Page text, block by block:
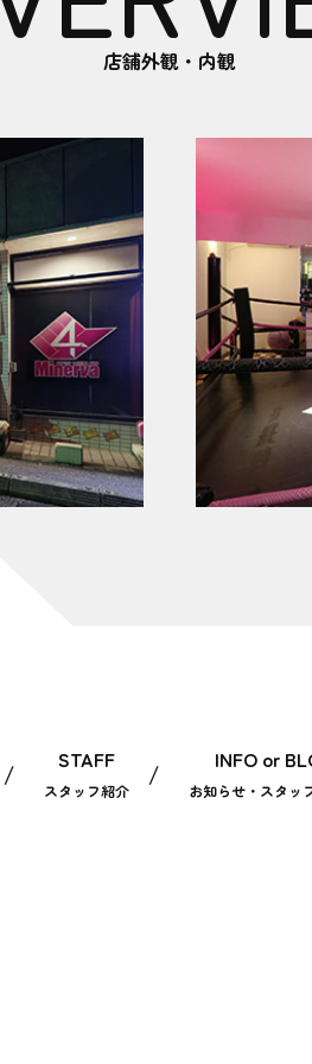
店舗外観・内観
STAFF
スタッフ紹介
INFO or
お知らせ・スタッ